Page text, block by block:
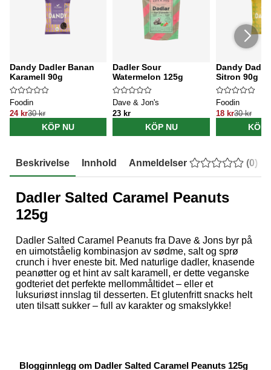
Dandy Dadler Banan
Karamell 90g
Foodin
24 kr30 kr
KÖP NU
Dadler Sour
Watermelon 125g
Dave & Jon's
23 kr
KÖP NU
Dandy
Sitron 90g
Foodin
18 kr30 kr
KÖP
Beskrivelse Innhold Anmeldelser (0)
Dadler Salted Caramel Peanuts
125g
Dadler Salted Caramel Peanuts fra Dave & Jons byr på
en uimotståelig kombinasjon av sødme, salt og sprø
crunch i hver eneste bit. Med naturlige dadler, knasende
peanøtter og et hint av salt karamell, er dette veganske
godteriet det perfekte mellommåltidet – eller et
luksuriøst innslag til desserten. Et glutenfritt snacks helt
uten tilsatt sukker – full av karakter og smakslykke!
Blogginnlegg om Dadler Salted Caramel Peanuts 125g